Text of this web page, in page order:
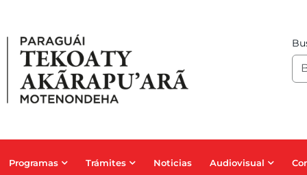
Programas Trámites Noticias Audiovisual